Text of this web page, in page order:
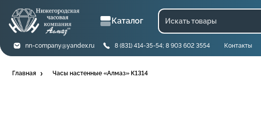
Каталог
nn-company@yandex.ru 8 (831) 414-35-54; 8 903 602 3554 Контакты
Главная Часы настенные «Алмаз» К1314